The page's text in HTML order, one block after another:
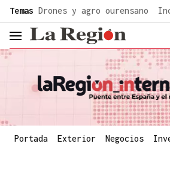
Temas Drones y agro ourensano
header.menu.open
Portada Exterior Negocios